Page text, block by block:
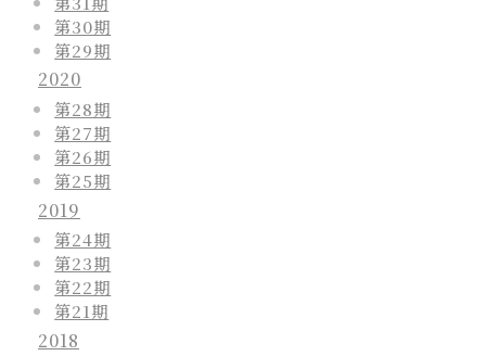
第30期
第29期
2020
第28期
第27期
第26期
第25期
2019
第24期
第23期
第22期
第21期
2018